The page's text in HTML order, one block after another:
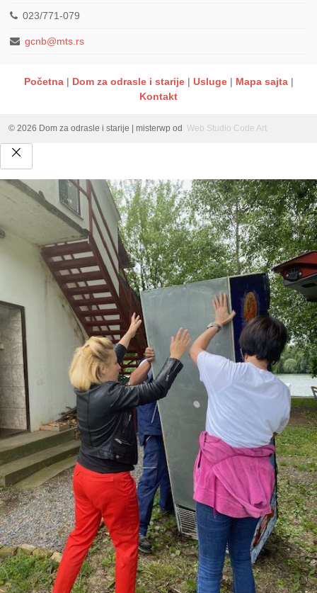
023/771-079
gcnb@mts.rs
Početna Dom za odrasle i starije Usluge
Mapa sajta
Kontakt
© 2026 Dom za odrasle i starije misterwp od Web Studio Code Art